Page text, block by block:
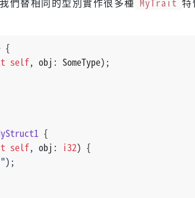
{
self, obj: SomeType);
{
self, obj: i32) {
);